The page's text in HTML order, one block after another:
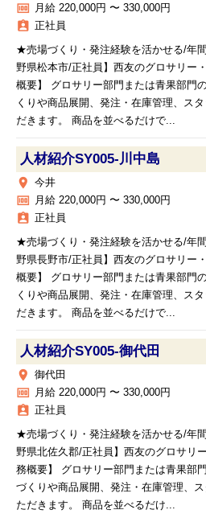
money 月給 220,000円 〜 330,000円
assignment_ind 正社員
★売場づくり・発注経験を活かせる/年
野県松本市/正社員】西友のグロサリー
概要】 グロサリー部門または青果部門
くりや商品展開、発注・在庫管理、ス
だきます。 商品を並べるだけで...
人材紹介SY005‐川中島
place 今井
money 月給 220,000円 〜 330,000円
assignment_ind 正社員
★売場づくり・発注経験を活かせる/年
野県長野市/正社員】西友のグロサリー
概要】 グロサリー部門または青果部門
くりや商品展開、発注・在庫管理、ス
だきます。 商品を並べるだけで...
人材紹介SY005‐御代田
place 御代田
money 月給 220,000円 〜 330,000円
assignment_ind 正社員
★売場づくり・発注経験を活かせる/年
野県北佐久郡/正社員】西友のグロサリ
務概要】 グロサリー部門または青果部
づくりや商品展開、発注・在庫管理、
ただきます。 商品を並べるだけ...